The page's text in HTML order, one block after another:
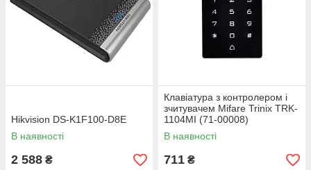
Hikvision DS-K1F100-D8E
В наявності
2 588 ₴
Клавіатура з контролером і
зчитувачем Mifare Trinix TRK-
1104MI (71-00008)
В наявності
711 ₴